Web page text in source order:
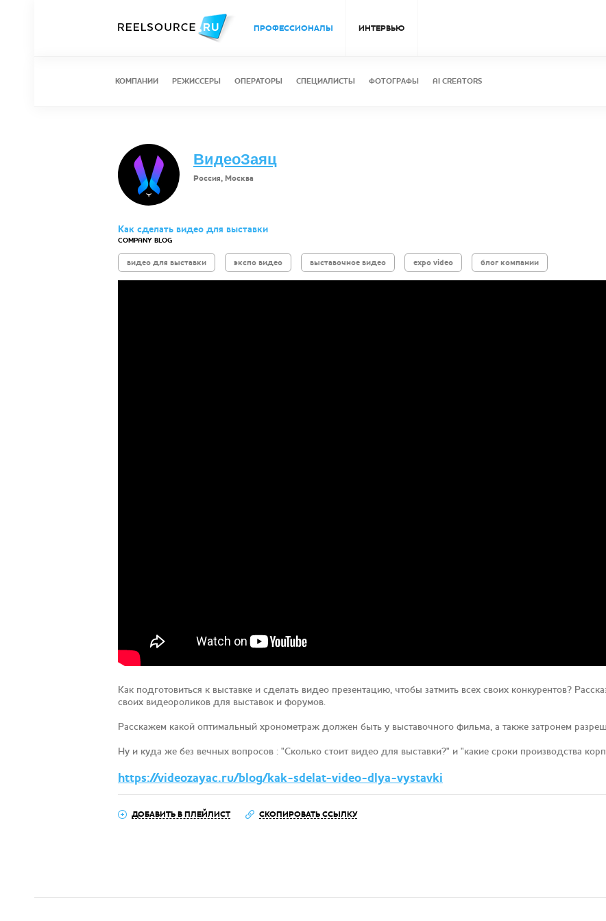
ПРОФЕССИОНАЛЫ ИНТЕРВЬЮ
КОМПАНИИ РЕЖИССЕРЫ ОПЕРАТОРЫ СПЕЦИАЛИСТЫ ФОТОГРАФЫ AI CREATORS
ВидеоЗаяц
Россия, Москва
Как сделать видео для выставки
COMPANY BLOG
видео для выставки экспо видео выставочное видео expo video блог компании
Как подготовиться к выставке и сделать видео презентацию, чтобы затмить всех своих конкурентов?
своих видеороликов для выставок и форумов.
Расскажем какой оптимальный хронометраж должен быть у выставочного фильма, а также затронем
Ну и куда же без вечных вопросов : "Сколько стоит видео для выставки?" и "какие сроки производства
https://videozayac.ru/blog/kak-sdelat-video-dlya-vystavki
ДОБАВИТЬ В ПЛЕЙЛИСТ СКОПИРОВАТЬ ССЫЛКУ